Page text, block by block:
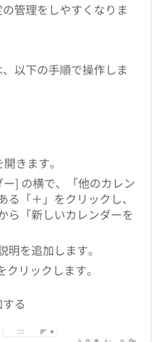
管理をしやすくなりま
以下の手順で操作しま
きます。
] の横で、「他のカレン
「＋」をクリックし、
ら「新しいカレンダーを
明を追加します。
リックします。
る